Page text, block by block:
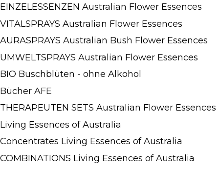
EINZELESSENZEN Australian Flower Essences
VITALSPRAYS Australian Flower Essences
AURASPRAYS Australian Bush Flower Essences
UMWELTSPRAYS Australian Flower Essences
BIO Buschblüten - ohne Alkohol
Bücher AFE
THERAPEUTEN SETS Australian Flower Essences
Living Essences of Australia
Concentrates Living Essences of Australia
COMBINATIONS Living Essences of Australia